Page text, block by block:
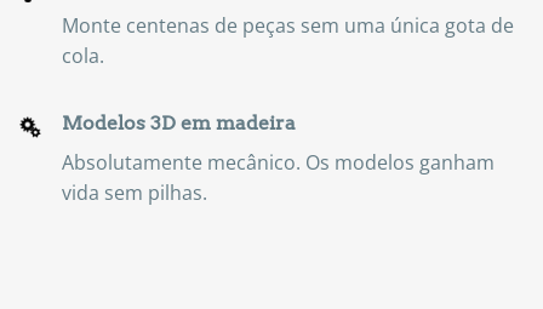
Monte centenas de peças sem uma única gota de
cola.
Modelos 3D em madeira
Absolutamente mecânico. Os modelos ganham
vida sem pilhas.